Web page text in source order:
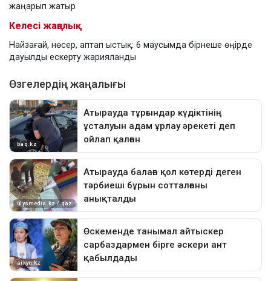
жаңарып жатыр
Келесі жаңалық
Найзағай, нөсер, аптап ыстық: 6 маусымда бірнеше өңірде
дауылды ескерту жарияланды